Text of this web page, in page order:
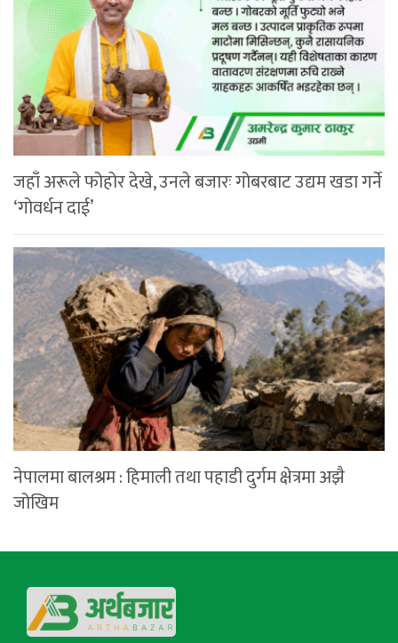
जहाँ अरूले फोहोर देखे, उनले बजारः गोबरबाट उद्यम खडा गर्ने
‘गोवर्धन दाई’
नेपालमा बालश्रम : हिमाली तथा पहाडी दुर्गम क्षेत्रमा अझै
जोखिम